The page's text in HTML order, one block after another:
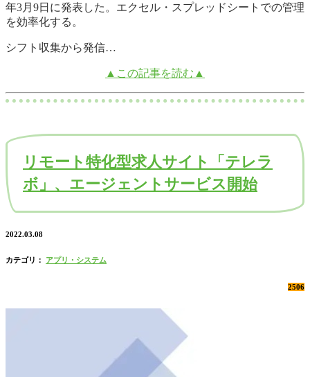
年3月9日に発表した。エクセル・スプレッドシートでの管理
を効率化する。
シフト収集から発信…
▲この記事を読む▲
リモート特化型求人サイト「テレラ
ボ」、エージェントサービス開始
2022.03.08
カテゴリ： アプリ・システム
2506